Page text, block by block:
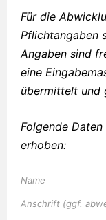
Für die
Pflichtangaben
Angaben sind
eine
übermittelt und
Folgende
erhoben:
Name
Anschrift (ggf.